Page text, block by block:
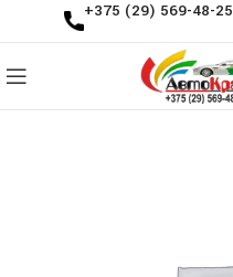
+375 (29) 569-48-25